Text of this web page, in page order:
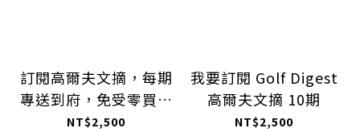
訂閱高爾夫文摘，每期
專送到府，免受零買之
不便！
NT$2,500
我要訂閱 Golf Digest
高爾夫文摘 10期
NT$2,500